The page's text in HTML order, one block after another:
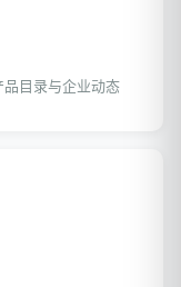
目录与企业动态